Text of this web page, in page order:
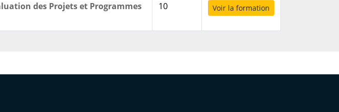
des Projets et Programmes
10 Voir la formation